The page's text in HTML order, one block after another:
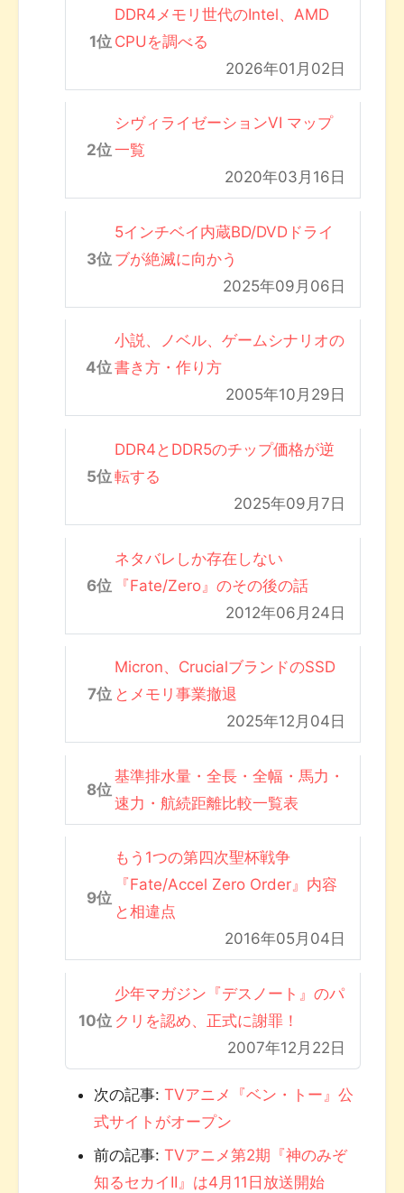
DDR4メモリ世代のIntel、AMD
CPUを調べる
2026年01月02日
シヴィライゼーションVI マップ
一覧
2020年03月16日
5インチベイ内蔵BD/DVDドライ
ブが絶滅に向かう
2025年09月06日
小説、ノベル、ゲームシナリオの
書き方・作り方
2005年10月29日
DDR4とDDR5のチップ価格が逆
転する
2025年09月7日
ネタバレしか存在しない
『Fate/Zero』のその後の話
2012年06月24日
Micron、CrucialブランドのSSD
とメモリ事業撤退
2025年12月04日
基準排水量・全長・全幅・馬力・
速力・航続距離比較一覧表
もう1つの第四次聖杯戦争
『Fate/Accel Zero Order』内容
と相違点
2016年05月04日
少年マガジン『デスノート』のパ
クリを認め、正式に謝罪！
2007年12月22日
次の記事: TVアニメ『ベン・トー』公
式サイトがオープン
前の記事: TVアニメ第2期『神のみぞ
知るセカイII』は4月11日放送開始